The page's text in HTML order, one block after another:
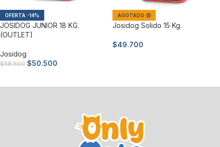
-14%
JOSIDOG JUNIOR 18 KG.
(OUTLET)
Josidog
$58.500 $50.500
AGOTADO 😔
Josidog Solido 15 Kg.
$49.700